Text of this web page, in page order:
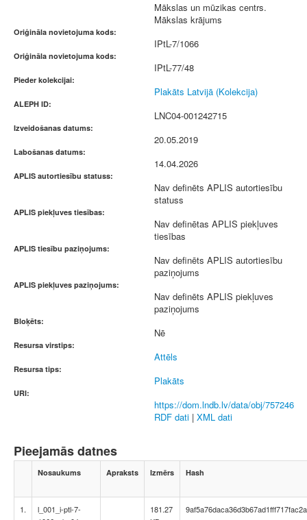
Mākslas un mūzikas centrs.
Mākslas krājums
Oriģināla novietojuma kods:
IPtL-7/1066
Oriģināla novietojuma kods:
IPtL-77/48
Pieder kolekcijai:
Plakāts Latvijā (Kolekcija)
ALEPH ID:
LNC04-001242715
Izveidošanas datums:
20.05.2019
Labošanas datums:
14.04.2026
APLIS autortiesību statuss:
Nav definēts APLIS autortiesību
statuss
APLIS piekļuves tiesības:
Nav definētas APLIS piekļuves
tiesības
APLIS tiesību paziņojums:
Nav definēts APLIS autortiesību
paziņojums
APLIS piekļuves paziņojums:
Nav definēts APLIS piekļuves
paziņojums
Bloķēts:
Nē
Resursa virstips:
Attēls
Resursa tips:
Plakāts
URI:
https://dom.lndb.lv/data/obj/757246
RDF dati | XML dati
Pieejamās datnes
Nosaukums Apraksts Izmērs Hash
1.
l_001_i-ptl-7-
181.27
9af5a76daca36d3b67ad1fff717fac2a